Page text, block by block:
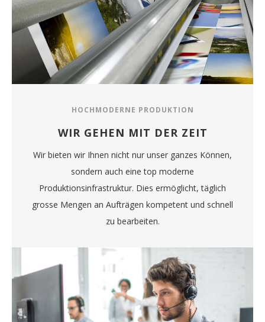
HOCHMODERNE PRODUKTION
WIR GEHEN MIT DER ZEIT
Wir bieten wir Ihnen nicht nur unser ganzes Können,
sondern auch eine top moderne
Produktionsinfrastruktur. Dies ermöglicht, täglich
grosse Mengen an Aufträgen kompetent und schnell
zu bearbeiten.